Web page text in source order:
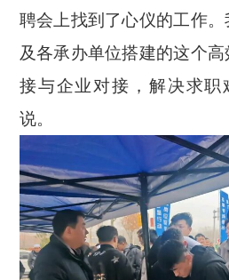
聘会上找到了心仪的工作
及各承办单位搭建的这个
接与企业对接，解决求职
说。